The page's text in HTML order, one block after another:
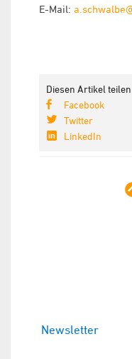
E-Mail:
Diesen Artikel teilen
Facebook
Twitter
LinkedIn
Newsletter